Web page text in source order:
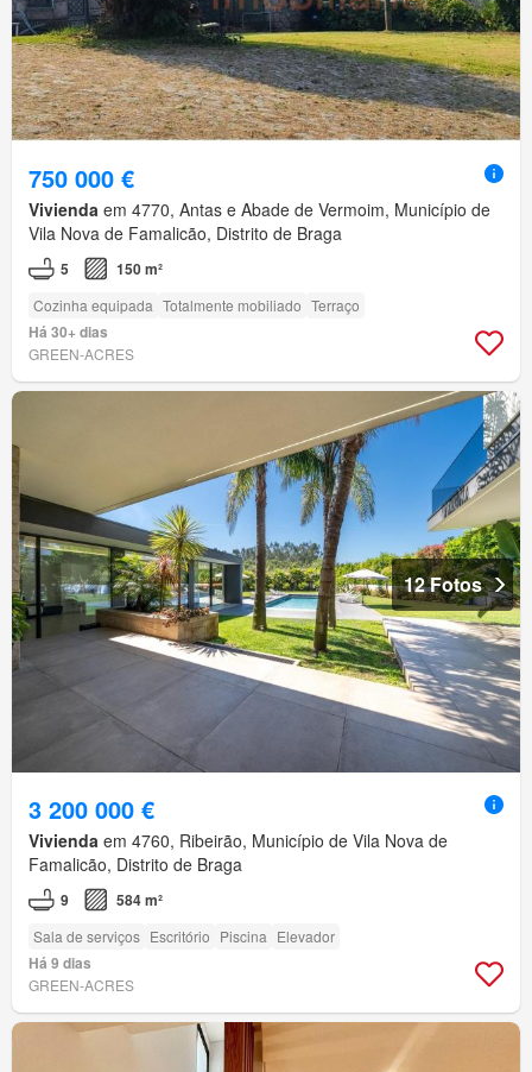
750 000 €
Vivienda em 4770, Antas e Abade de Vermoim, Município de
Vila Nova de Famalicão, Distrito de Braga
5 150 m²
Cozinha equipada Totalmente mobiliado Terraço
Há 30+ dias
GREEN-ACRES
12 Fotos
3 200 000 €
Vivienda em 4760, Ribeirão, Município de Vila Nova de
Famalicão, Distrito de Braga
9 584 m²
Sala de serviços Escritório Piscina Elevador
Há 9 dias
GREEN-ACRES